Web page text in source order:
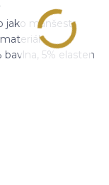
jako manšestr
bavlna, 5% elasten